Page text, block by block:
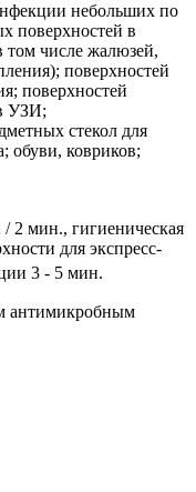
небольших по
поверхностей в
том числе жалюзей,
поверхностей
поверхностей
УЗИ;
стекол для
обуви, ковриков;
2 мин., гигиеническая
для экспресс-
3 - 5 мин.
антимикробным